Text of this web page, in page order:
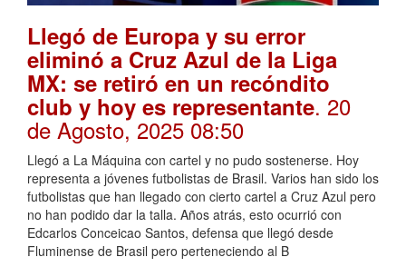
Llegó de Europa y su error
eliminó a Cruz Azul de la Liga
MX: se retiró en un recóndito
club y hoy es representante. 20
de Agosto, 2025 08:50
Llegó a La Máquina con cartel y no pudo sostenerse. Hoy
representa a jóvenes futbolistas de Brasil. Varios han sido los
futbolistas que han llegado con cierto cartel a Cruz Azul pero
no han podido dar la talla. Años atrás, esto ocurrió con
Edcarlos Conceicao Santos, defensa que llegó desde
Fluminense de Brasil pero perteneciendo al B